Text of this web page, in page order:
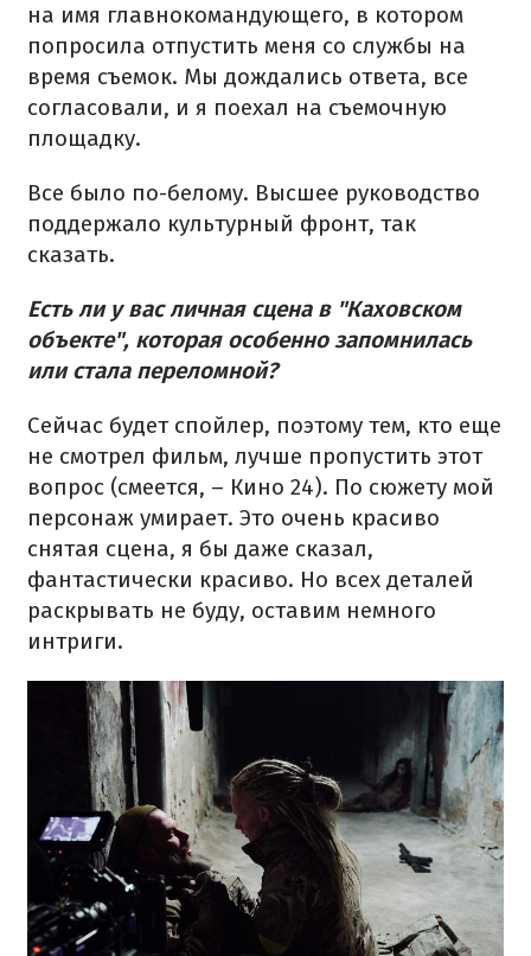
на имя главнокомандующего, в котором
попросила отпустить меня со службы на
время съемок. Мы дождались ответа, все
согласовали, и я поехал на съемочную
площадку.
Все было по-белому. Высшее руководство
поддержало культурный фронт, так
сказать.
Есть ли у вас личная сцена в "Каховском
объекте", которая особенно запомнилась
или стала переломной?
Сейчас будет спойлер, поэтому тем, кто еще
не смотрел фильм, лучше пропустить этот
вопрос (смеется, – Кино 24). По сюжету мой
персонаж умирает. Это очень красиво
снятая сцена, я бы даже сказал,
фантастически красиво. Но всех деталей
раскрывать не буду, оставим немного
интриги.